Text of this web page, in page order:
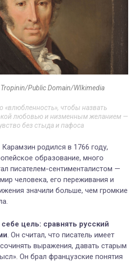
Public Domain/WIkimedia
«влюбленность», чтобы назвать
любовью и низменным желанием —
без стыда и пафоса
родился в 1766 году,
образование, много
писателем-сентименталистом —
человека, его переживания и
значили больше, чем громкие
цель: сравнять русский
. Он считал, что писатель имеет
выражения, давать старым
Он брал французские понятия